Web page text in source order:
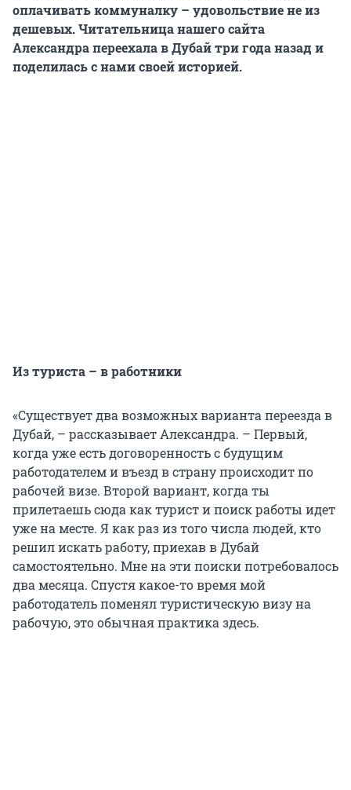
оплачивать коммуналку – удовольствие не из
дешевых. Читательница нашего сайта
Александра переехала в Дубай три года назад и
поделилась с нами своей историей.
Из туриста – в работники
«Существует два возможных варианта переезда в
Дубай, – рассказывает Александра. – Первый,
когда уже есть договоренность с будущим
работодателем и въезд в страну происходит по
рабочей визе. Второй вариант, когда ты
прилетаешь сюда как турист и поиск работы идет
уже на месте. Я как раз из того числа людей, кто
решил искать работу, приехав в Дубай
самостоятельно. Мне на эти поиски потребовалось
два месяца. Спустя какое-то время мой
работодатель поменял туристическую визу на
рабочую, это обычная практика здесь.